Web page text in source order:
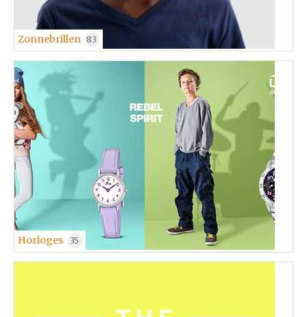
Zonnebrillen 83
Horloges 35